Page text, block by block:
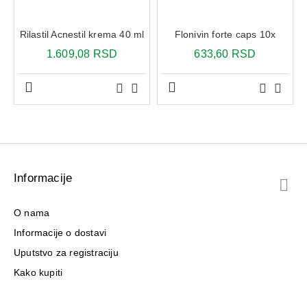
Rilastil Acnestil krema 40 ml
1.609,08 RSD
Flonivin forte caps 10x
633,60 RSD
Informacije
O nama
Informacije o dostavi
Uputstvo za registraciju
Kako kupiti